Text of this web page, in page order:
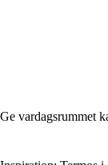
Ge vardagsrummet